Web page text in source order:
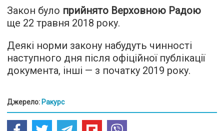
Закон було прийнято Верховною Радою
ще 22 травня 2018 року.
Деякі норми закону набудуть чинності
наступного дня після офіційної публікації
документа, інші — з початку 2019 року.
Джерело: Ракурс